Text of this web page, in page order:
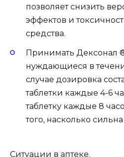
позволяет снизить
эффектов и
средства.
Принимать Дексонал
нуждающиеся в
случае дозировка
таблетки каждые 4-6
таблетку каждые 8
того, насколько сильна
Ситуации в аптеке.